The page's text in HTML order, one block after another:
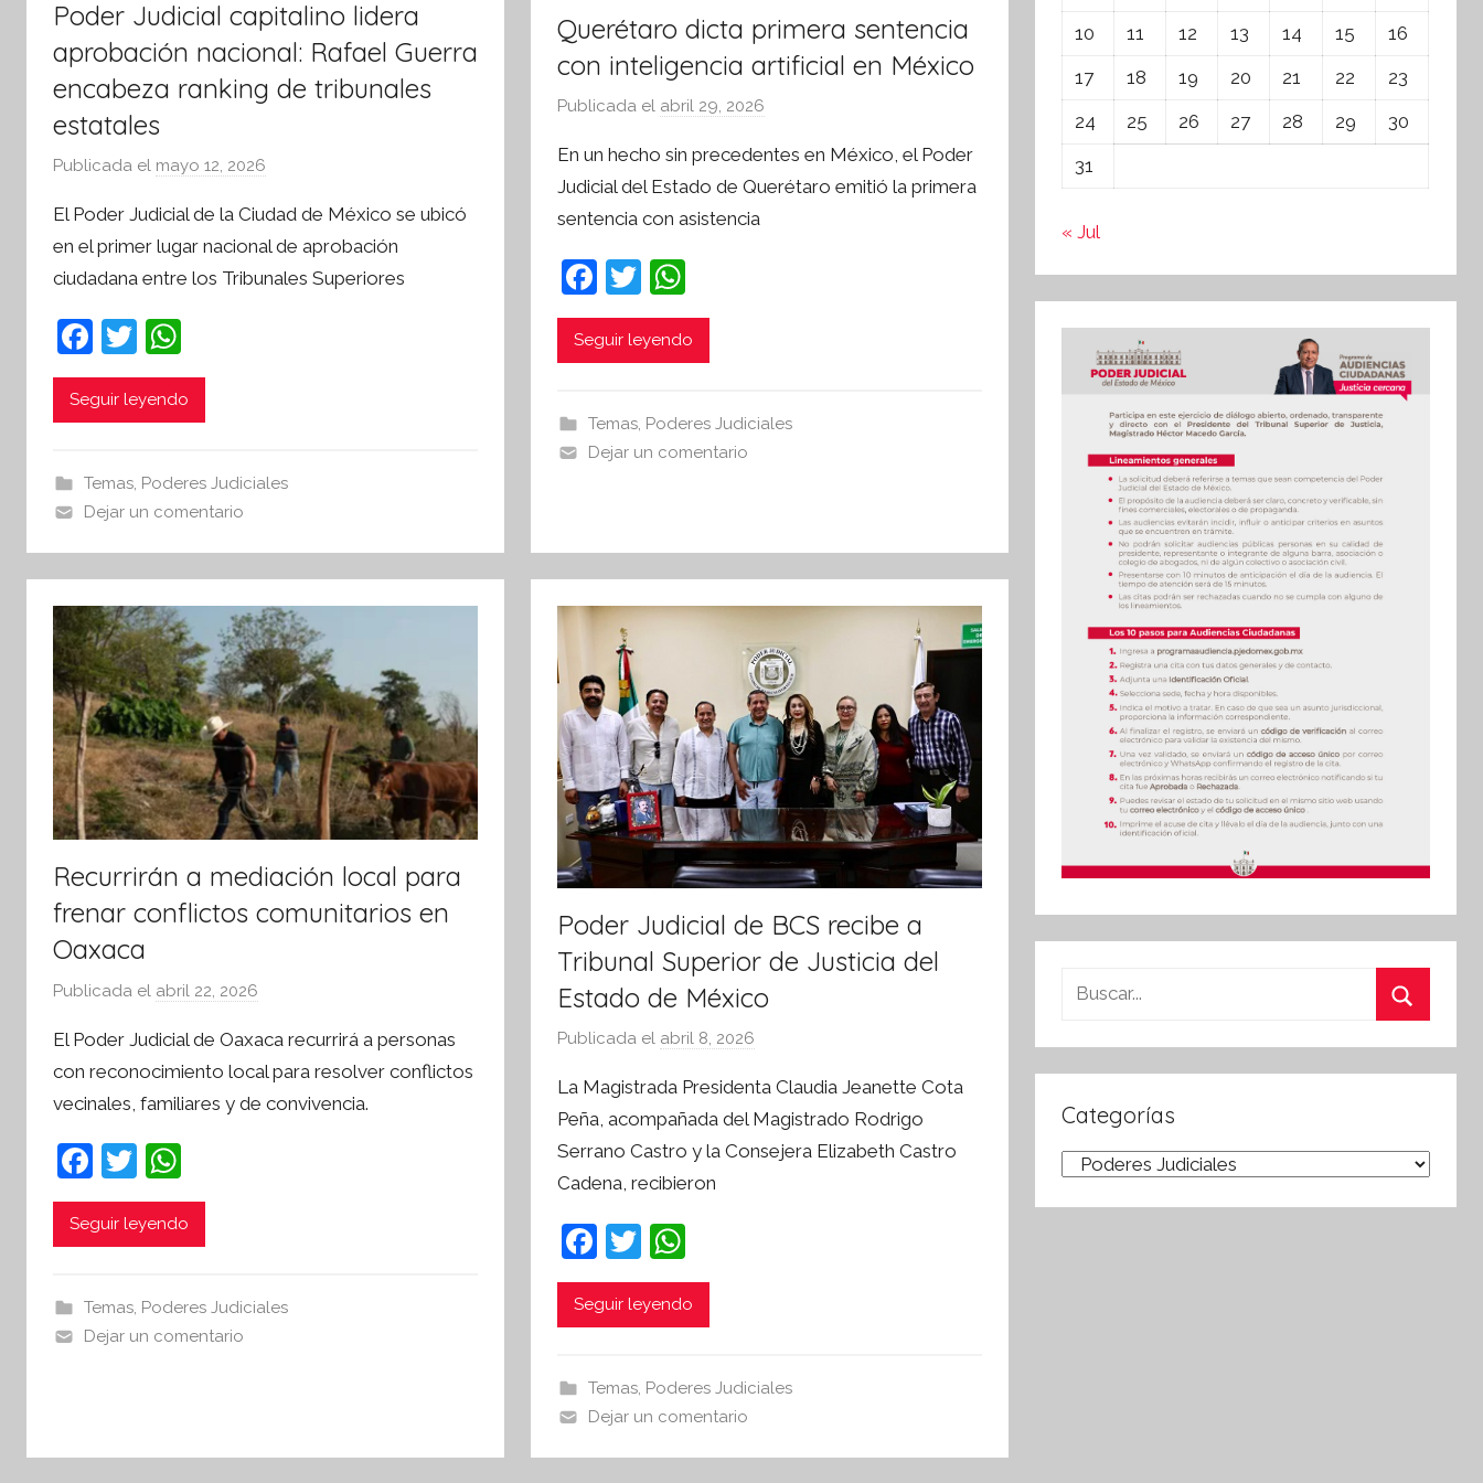
Poder Judicial capitalino lidera
aprobación nacional: Rafael Guerra
encabeza ranking de tribunales
estatales
Publicada el mayo 12, 2026
r
S
í
I
m
a
t
i
v
a
El Poder Judicial de la Ciudad de México se ubicó
en el primer lugar nacional de aprobación
ciudadana entre los Tribunales Superiores
F
a
c
b
o
o
k
T
w
itt
h
at
A
p
p
Seguir leyendo
Temas, Poderes Judiciales
Dejar un comentario
Querétaro dicta primera sentencia
con inteligencia artificial en México
Publicada el abril 29, 2026
r
S
I
i
v
a
En un hecho sin precedentes en México, el Poder
Judicial del Estado de Querétaro emitió la primera
sentencia con asistencia
F
a
c
b
o
T
w
itt
h
at
A
p
Seguir leyendo
Temas, Poderes Judiciales
Dejar un comentario
Recurrirán a mediación local para
frenar conflictos comunitarios en
Oaxaca
Publicada el abril 22, 2026
r
S
í
I
El Poder Judicial de Oaxaca recurrirá a personas
con reconocimiento local para resolver conflictos
vecinales, familiares y de convivencia.
F
a
c
b
o
T
w
itt
h
at
A
p
Seguir leyendo
Temas, Poderes Judiciales
Dejar un comentario
Poder Judicial de BCS recibe a
Tribunal Superior de Justicia del
Estado de México
Publicada el abril 8, 2026
r
S
í
n
La Magistrada Presidenta Claudia Jeanette Cota
Peña, acompañada del Magistrado Rodrigo
Serrano Castro y la Consejera Elizabeth Castro
Cadena, recibieron
F
a
c
b
o
o
T
w
itt
h
at
A
p
p
Seguir leyendo
Temas, Poderes Judiciales
Dejar un comentario
10
11 12 13 14 15
16
17
18 19 20 21 22
23
24
25 26 27 28 29
30
31
« Jul
Buscar:
Categorías
Categorías